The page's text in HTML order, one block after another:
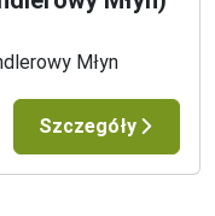
Młyn
Szczegóły